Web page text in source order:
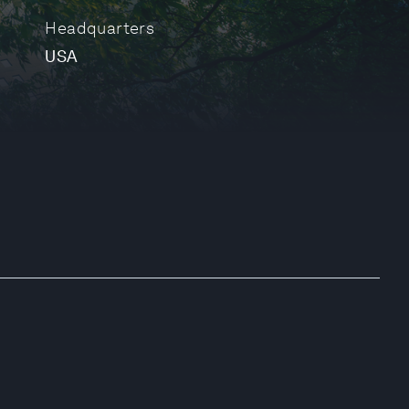
Headquarters
USA